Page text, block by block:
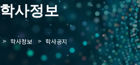
학사정보
> 학사정보 > 학사공지